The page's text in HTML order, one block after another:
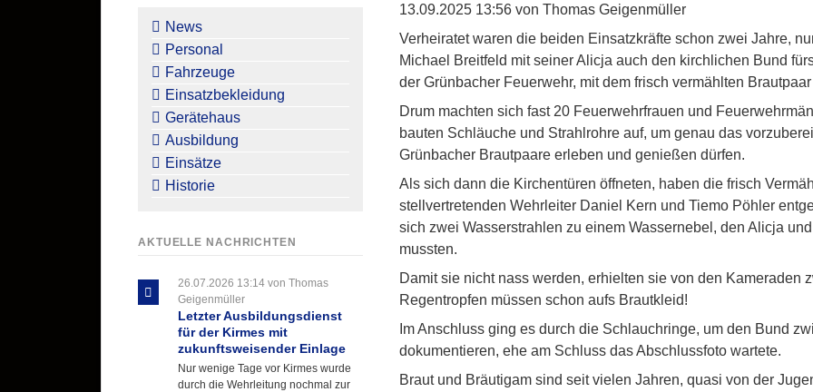
13.09.2025 13:56 von Thomas Geigenmüller
Verheiratet waren die beiden Einsatzkräfte schon zwei Jahre,
Michael Breitfeld mit seiner Alicja auch den kirchlichen Bund
der Grünbacher Feuerwehr, mit dem frisch vermählten
Drum machten sich fast 20 Feuerwehrfrauen und
bauten Schläuche und Strahlrohre auf, um genau das
Grünbacher Brautpaare erleben und genießen dürfen.
Als sich dann die Kirchentüren öffneten, haben die frisch
stellvertretenden Wehrleiter Daniel Kern und Tiemo Pöhler
sich zwei Wasserstrahlen zu einem Wassernebel, den Alicja
mussten.
Damit sie nicht nass werden, erhielten sie von den Kameraden
Regentropfen müssen schon aufs Brautkleid!
Im Anschluss ging es durch die Schlauchringe, um den Bund
dokumentieren, ehe am Schluss das Abschlussfoto wartete.
Braut und Bräutigam sind seit vielen Jahren, quasi von der
überspringen
News
Personal
Fahrzeuge
Einsatzbekleidung
Gerätehaus
Ausbildung
Einsätze
Historie
AKTUELLE NACHRICHTEN
26.07.2026 13:14 von Thomas
Geigenmüller
Letzter Ausbildungsdienst
für der Kirmes mit
zukunftsweisender Einlage
Nur wenige Tage vor Kirmes wurde
durch die Wehrleitung nochmal zur